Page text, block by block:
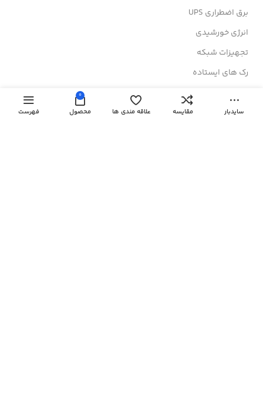
برق اضطراری UPS
انرژی خورشیدی
تجهیزات شبکه
رک های ایستاده
درباز کن های تصویری
سایدبار مقایسه علاقه مندی ها
0
محصول فهرست